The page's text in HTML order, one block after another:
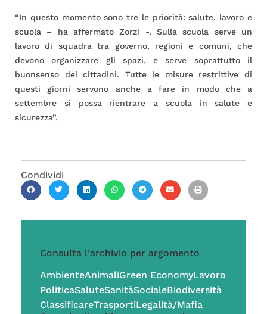
“In questo momento sono tre le priorità: salute, lavoro e
scuola – ha affermato Zorzi -. Sulla scuola serve un
lavoro di squadra tra governo, regioni e comuni, che
devono organizzare gli spazi, e serve soprattutto il
buonsenso dei cittadini. Tutte le misure restrittive di
questi giorni servono anche a fare in modo che a
settembre si possa rientrare a scuola in salute e
sicurezza”.
Condividi
Consulta l'archivio per argomento
AmbienteAnimaliGreen EconomyLavoro
PoliticaSaluteSanitàSocialeBiodiversità
ClassificareTrasportiLegalità/Mafia